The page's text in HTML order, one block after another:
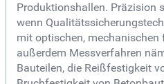
Produktionshallen. Präzision
wenn
mit optischen, mechanischen
außerdem Messverfahren
Bauteilen, die Reißfestigkeit